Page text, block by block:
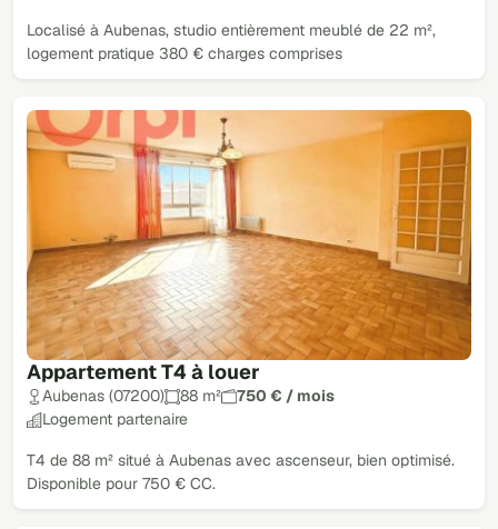
Localisé à Aubenas, studio entièrement meublé de 22 m²,
logement pratique 380 € charges comprises
Appartement T4 à louer
Aubenas (07200) 88 m²
750 € / mois
Logement partenaire
T4 de 88 m² situé à Aubenas avec ascenseur, bien optimisé.
Disponible pour 750 € CC.